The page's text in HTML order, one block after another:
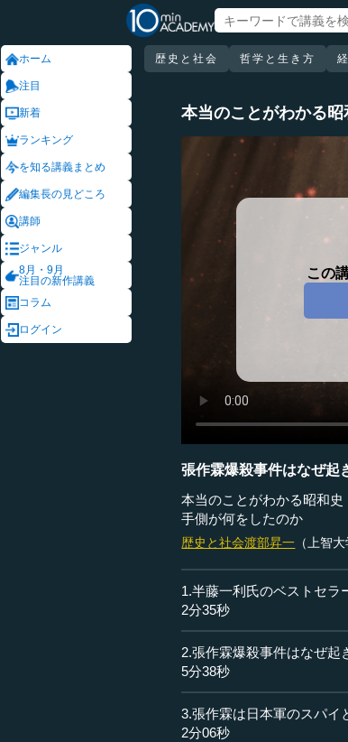
ホーム
注目
新着
ランキング
を知る講義まとめ
編集長の見どころ
講師
ジャンル
8月・9月
注目の新作講義
コラム
ログイン
歴史と社会 哲学と生き方
本当のことがわかる
この
張作霖爆殺事件はなぜ起
本当のことがわかる昭和
手側が何をしたのか
歴史と社会渡部昇一 （上智
1.半藤一利氏のベストセラ
2分35秒
2.張作霖爆殺事件はなぜ起
5分38秒
3.張作霖は日本軍のスパイ
2分06秒